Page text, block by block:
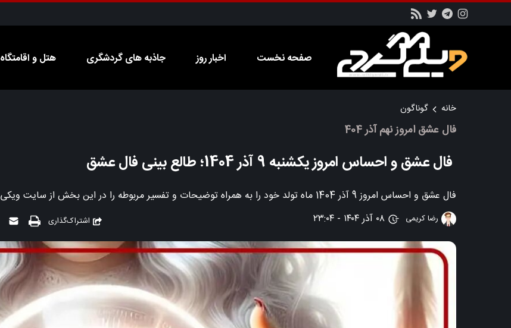
صفحه نخست اخبار روز جاذبه های گردشگری هتل و اقامتگاه
خانه گوناگون
فال عشق امروز نهم آذر 404
فال عشق و احساس امروز یکشنبه 9 آذر 1404؛ طالع بینی فال عشق
فال عشق و احساس امروز 9 آذر 1404 ماه تولد خود را به همراه توضیحات و تفسیر مربوطه را در این بخش از سایت ویکی گردی بخوانید
اشتراک‌گذاری رضا کریمی ۰۸ آذر ۱۴۰۴ - ۲۳:۰۴